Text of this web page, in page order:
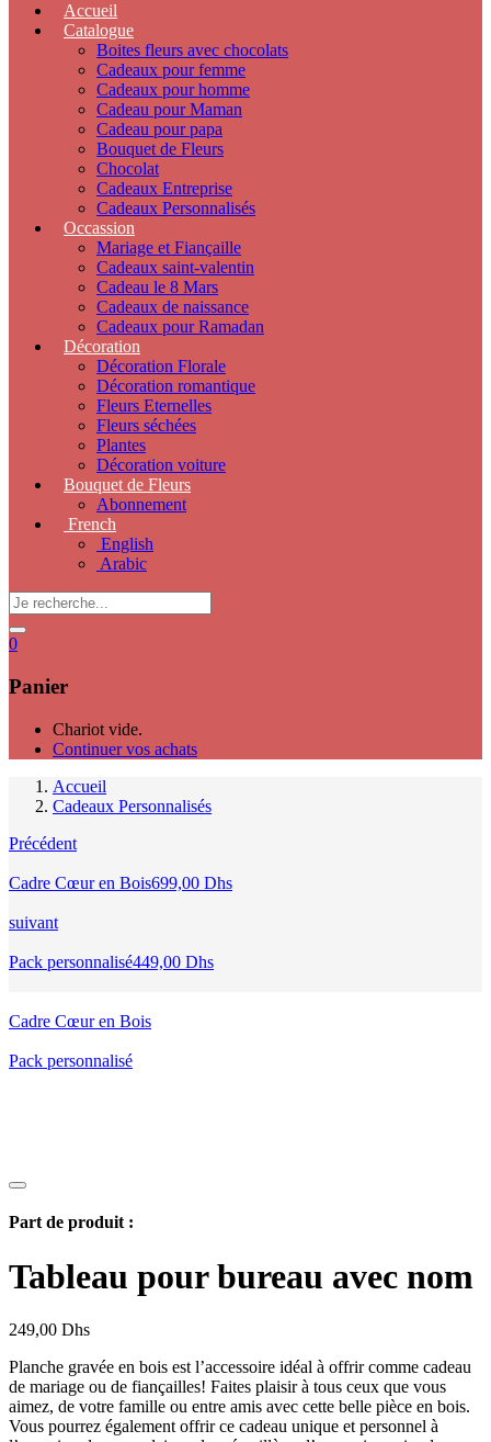
Accueil
Catalogue
Boites fleurs avec chocolats
Cadeaux pour femme
Cadeaux pour homme
Cadeau pour Maman
Cadeau pour papa
Bouquet de Fleurs
Chocolat
Cadeaux Entreprise
Cadeaux Personnalisés
Occassion
Mariage et Fiançaille
Cadeaux saint-valentin
Cadeau le 8 Mars
Cadeaux de naissance
Cadeaux pour Ramadan
Décoration
Décoration Florale
Décoration romantique
Fleurs Eternelles
Fleurs séchées
Plantes
Décoration voiture
Bouquet de Fleurs
Abonnement
French
English
Arabic
0
Panier
Chariot vide.
Continuer vos achats
Accueil
Cadeaux Personnalisés
Précédent
Cadre Cœur en Bois699,00 Dhs
suivant
Pack personnalisé449,00 Dhs
Cadre Cœur en Bois
Pack personnalisé
Part de produit :
Tableau pour bureau avec nom
249,00 Dhs
Planche gravée en bois est l’accessoire idéal à offrir comme cadeau
de mariage ou de fiançailles! Faites plaisir à tous ceux que vous
aimez, de votre famille ou entre amis avec cette belle pièce en bois.
Vous pourrez également offrir ce cadeau unique et personnel à